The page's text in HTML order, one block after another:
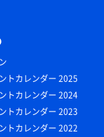
トカレンダー 2025
トカレンダー 2024
トカレンダー 2023
トカレンダー 2022